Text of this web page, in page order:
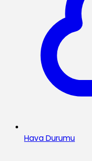
Hava Durumu